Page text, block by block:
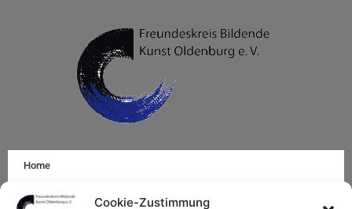
Cookie-Zustimmung
Home
Impressum